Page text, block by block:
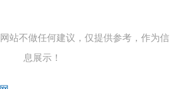
站不做任何建议，仅提供参考，作为信
息展示！